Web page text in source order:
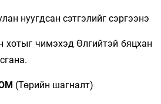
нуугдсан сэтгэлийг сэргээнэ
хотыг чимэхэд Өлгийтэй бяцхан
(Төрийн шагналт)